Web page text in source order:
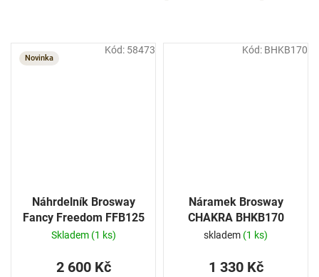
Novinka
Náhrdelník Brosway
Fancy Freedom FFB125
Skladem (1 ks)
2 600 Kč
Kód: 58473
Náramek Brosway
CHAKRA BHKB170
skladem (1 ks)
1 330 Kč
Kód: BHKB170